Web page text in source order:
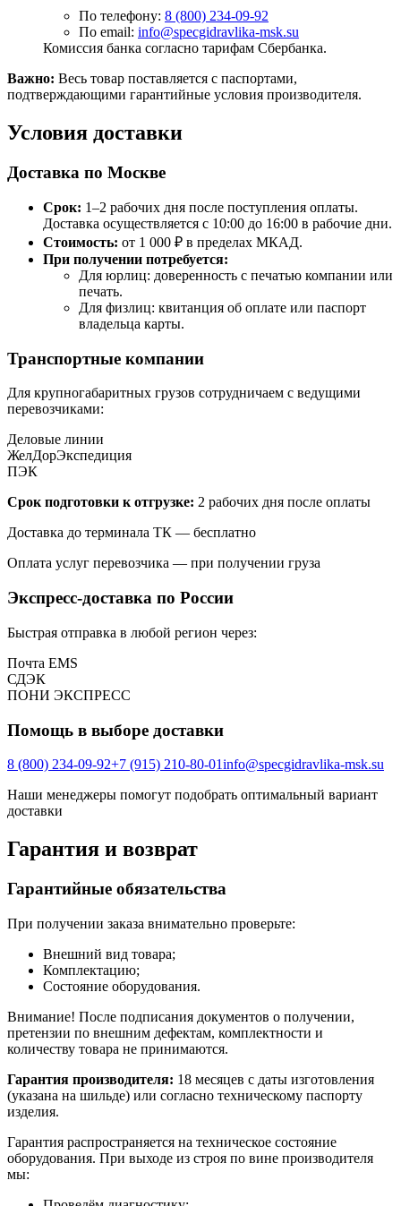
По телефону: 8 (800) 234-09-92
По email: info@specgidravlika-msk.su
Комиссия банка согласно тарифам Сбербанка.
Важно: Весь товар поставляется с паспортами,
подтверждающими гарантийные условия производителя.
Условия доставки
Доставка по Москве
Срок: 1–2 рабочих дня после поступления оплаты.
Доставка осуществляется с 10:00 до 16:00 в рабочие дни.
Стоимость: от 1 000 ₽ в пределах МКАД.
При получении потребуется:
Для юрлиц: доверенность с печатью компании или
печать.
Для физлиц: квитанция об оплате или паспорт
владельца карты.
Транспортные компании
Для крупногабаритных грузов сотрудничаем с ведущими
перевозчиками:
Деловые линии
ЖелДорЭкспедиция
ПЭК
Срок подготовки к отгрузке: 2 рабочих дня после оплаты
Доставка до терминала ТК — бесплатно
Оплата услуг перевозчика — при получении груза
Экспресс-доставка по России
Быстрая отправка в любой регион через:
Почта EMS
СДЭК
ПOНИ ЭКСПРЕСС
Помощь в выборе доставки
8 (800) 234-09-92+7 (915) 210-80-01info@specgidravlika-msk.su
Наши менеджеры помогут подобрать оптимальный вариант
доставки
Гарантия и возврат
Гарантийные обязательства
При получении заказа внимательно проверьте:
Внешний вид товара;
Комплектацию;
Состояние оборудования.
Внимание! После подписания документов о получении,
претензии по внешним дефектам, комплектности и
количеству товара не принимаются.
Гарантия производителя: 18 месяцев с даты изготовления
(указана на шильде) или согласно техническому паспорту
изделия.
Гарантия распространяется на техническое состояние
оборудования. При выходе из строя по вине производителя
мы: